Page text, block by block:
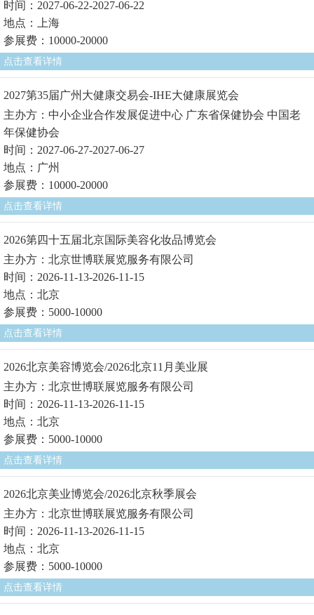
时间：2027-06-22-2027-06-22
地点：上海
参展费：10000-20000
点击查看详情
2027第35届广州大健康交易会-IHE大健康展览会
主办方：中小企业合作发展促进中心 广东省保健协会 中国老
年保健协会
时间：2027-06-27-2027-06-27
地点：广州
参展费：10000-20000
点击查看详情
2026第四十五届北京国际美容化妆品博览会
主办方：北京世博联展览服务有限公司
时间：2026-11-13-2026-11-15
地点：北京
参展费：5000-10000
点击查看详情
2026北京美容博览会/2026北京11月美业展
主办方：北京世博联展览服务有限公司
时间：2026-11-13-2026-11-15
地点：北京
参展费：5000-10000
点击查看详情
2026北京美业博览会/2026北京秋季展会
主办方：北京世博联展览服务有限公司
时间：2026-11-13-2026-11-15
地点：北京
参展费：5000-10000
点击查看详情